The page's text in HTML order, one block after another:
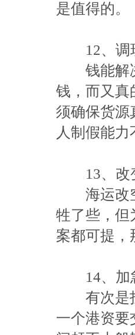
是值得的。
12、调
钱能解决
钱，而又真
须确保货源
人制假能
13、改
海运改空
牲了些，但
案都可提，
14、加
有次是投
一个港资要